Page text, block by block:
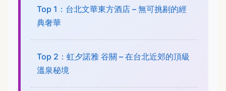
Top 1：台北文華東方酒店 – 無可挑剔的經
典奢華
Top 2：虹夕諾雅 谷關 – 在台北近郊的頂級
溫泉秘境